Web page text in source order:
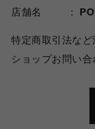
店舗名
特定商取引法な
ショップお問い合